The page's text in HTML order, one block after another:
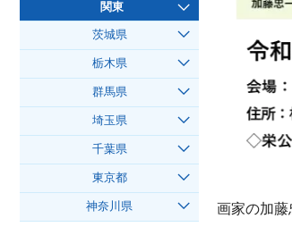
画家の加
関東
茨城県
栃木県
群馬県
埼玉県
千葉県
東京都
神奈川県